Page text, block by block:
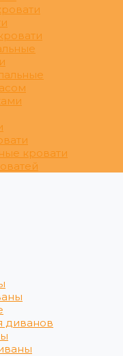
кровати
диванов